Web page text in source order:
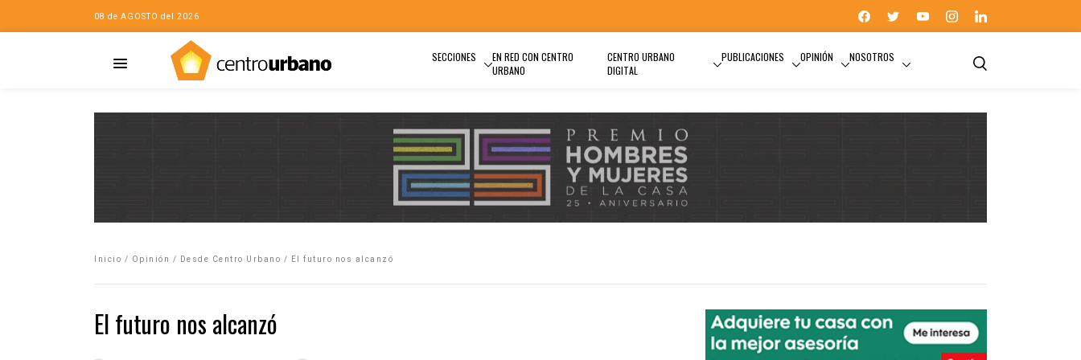
08 de AGOSTO del 2026
SECCIONES
EN RED CON CENTRO
URBANO
CENTRO URBANO
DIGITAL
PUBLICACIONES OPINIÓN NOSOTROS
Inicio / Opinión / Desde Centro Urbano / El futuro nos alcanzó
El futuro nos alcanzó